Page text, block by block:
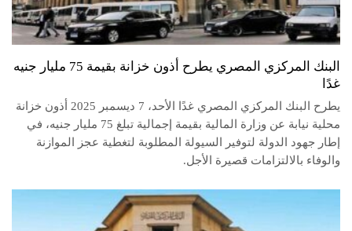
البنك المركزي المصري يطرح أذون خزانة بقيمة 75 مليار جنيه
غدًا
يطرح البنك المركزي المصري غدًا الأحد، 7 ديسمبر 2025 أذون خزانة
محلية نيابة عن وزارة المالية بقيمة إجمالية تبلغ 75 مليار جنيه، في
إطار جهود الدولة لتوفير السيولة المطلوبة لتغطية عجز الموازنة
والوفاء بالالتزامات قصيرة الأجل.